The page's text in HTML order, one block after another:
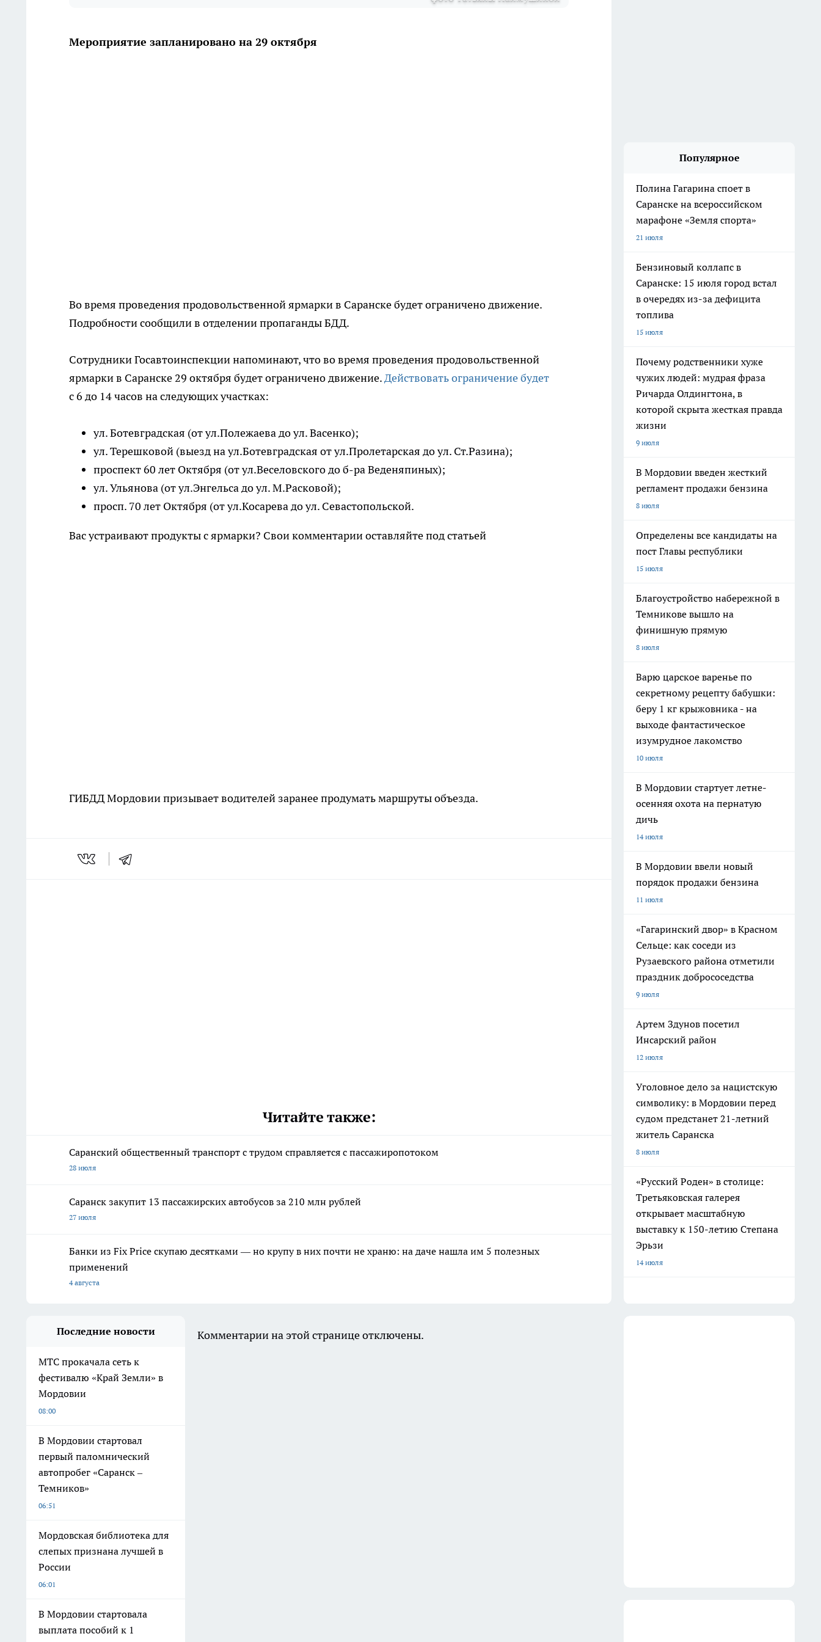
Мероприятие запланировано на 29 октября
Во время проведения продовольственной ярмарки в Саранске будет ограничено движение.
Подробности сообщили в отделении пропаганды БДД.
Сотрудники Госавтоинспекции напоминают, что во время проведения продовольственной
ярмарки в Саранске 29 октября будет ограничено движение.Действовать ограничение будет
с 6 до 14 часов на следующих участках:
ул. Ботевградская (от ул.Полежаева до ул. Васенко);
ул. Терешковой (выезд на ул.Ботевградская от ул.Пролетарская до ул. Ст.Разина);
проспект 60 лет Октября (от ул.Веселовского до б-ра Веденяпиных);
ул. Ульянова (от ул.Энгельса до ул. М.Расковой);
просп. 70 лет Октября (от ул.Косарева до ул. Севастопольской.
Вас устраивают продукты с ярмарки? Свои комментарии оставляйте под статьей
ГИБДД Мордовии призывает водителей заранее продумать маршруты объезда.
Читайте также:
Саранский общественный транспорт с трудом справляется с пассажиропотоком
28 июля
Саранск закупит 13 пассажирских автобусов за 210 млн рублей
27 июля
Банки из Fix Price скупаю десятками — но крупу в них почти не храню: на даче нашла им 5 полезных
применений
4 августа
Популярное
Полина Гагарина споет в
Саранске на всероссийском
марафоне «Земля спорта»
21 июля
Бензиновый коллапс в
Саранске: 15 июля город встал
в очередях из-за дефицита
топлива
15 июля
Почему родственники хуже
чужих людей: мудрая фраза
Ричарда Олдингтона, в
которой скрыта жесткая правда
жизни
9 июля
В Мордовии введен жесткий
регламент продажи бензина
8 июля
Определены все кандидаты на
пост Главы республики
15 июля
Благоустройство набережной в
Темникове вышло на
финишную прямую
8 июля
Варю царское варенье по
секретному рецепту бабушки:
беру 1 кг крыжовника - на
выходе фантастическое
изумрудное лакомство
10 июля
В Мордовии стартует летне-
осенняя охота на пернатую
дичь
14 июля
В Мордовии ввели новый
порядок продажи бензина
11 июля
«Гагаринский двор» в Красном
Сельце: как соседи из
Рузаевского района отметили
праздник добрососедства
9 июля
Артем Здунов посетил
Инсарский район
12 июля
Уголовное дело за нацистскую
символику: в Мордовии перед
судом предстанет 21-летний
житель Саранска
8 июля
«Русский Роден» в столице:
Третьяковская галерея
открывает масштабную
выставку к 150-летию Степана
Эрьзи
14 июля
Последние новости
МТС прокачала сеть к
фестивалю «Край Земли» в
Мордовии
08:00
В Мордовии стартовал
первый паломнический
автопробег «Саранск –
Темников»
06:51
Мордовская библиотека для
слепых признана лучшей в
России
06:01
В Мордовии стартовала
выплата пособий к 1
Комментарии на этой странице отключены.